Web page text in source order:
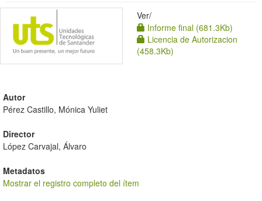
Ver/
Informe final (681.3Kb)
Licencia de Autorizacion
(458.3Kb)
Autor
Pérez Castillo, Mónica Yuliet
Director
López Carvajal, Álvaro
Metadatos
Mostrar el registro completo del ítem